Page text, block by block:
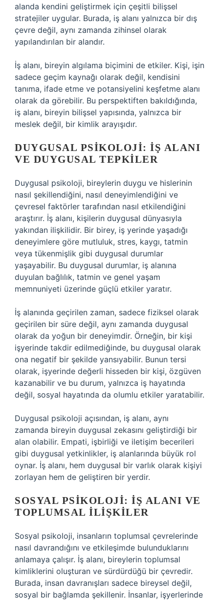
alanda kendini geliştirmek için çeşitli bilişsel
stratejiler uygular. Burada, iş alanı yalnızca bir dış
çevre değil, aynı zamanda zihinsel olarak
yapılandırılan bir alandır.
İş alanı, bireyin algılama biçimini de etkiler. Kişi, işin
sadece geçim kaynağı olarak değil, kendisini
tanıma, ifade etme ve potansiyelini keşfetme alanı
olarak da görebilir. Bu perspektiften bakıldığında,
iş alanı, bireyin bilişsel yapısında, yalnızca bir
meslek değil, bir kimlik arayışıdır.
DUYGUSAL PSIKOLOJI: İŞ ALANI
VE DUYGUSAL TEPKILER
Duygusal psikoloji, bireylerin duygu ve hislerinin
nasıl şekillendiğini, nasıl deneyimlendiğini ve
çevresel faktörler tarafından nasıl etkilendiğini
araştırır. İş alanı, kişilerin duygusal dünyasıyla
yakından ilişkilidir. Bir birey, iş yerinde yaşadığı
deneyimlere göre mutluluk, stres, kaygı, tatmin
veya tükenmişlik gibi duygusal durumlar
yaşayabilir. Bu duygusal durumlar, iş alanına
duyulan bağlılık, tatmin ve genel yaşam
memnuniyeti üzerinde güçlü etkiler yaratır.
İş alanında geçirilen zaman, sadece fiziksel olarak
geçirilen bir süre değil, aynı zamanda duygusal
olarak da yoğun bir deneyimdir. Örneğin, bir kişi
işyerinde takdir edilmediğinde, bu duygusal olarak
ona negatif bir şekilde yansıyabilir. Bunun tersi
olarak, işyerinde değerli hisseden bir kişi, özgüven
kazanabilir ve bu durum, yalnızca iş hayatında
değil, sosyal hayatında da olumlu etkiler yaratabilir.
Duygusal psikoloji açısından, iş alanı, aynı
zamanda bireyin duygusal zekasını geliştirdiği bir
alan olabilir. Empati, işbirliği ve iletişim becerileri
gibi duygusal yetkinlikler, iş alanlarında büyük rol
oynar. İş alanı, hem duygusal bir varlık olarak kişiyi
zorlayan hem de geliştiren bir yerdir.
SOSYAL PSIKOLOJI: İŞ ALANI VE
TOPLUMSAL İLIŞKILER
Sosyal psikoloji, insanların toplumsal çevrelerinde
nasıl davrandığını ve etkileşimde bulunduklarını
anlamaya çalışır. İş alanı, bireylerin toplumsal
kimliklerini oluşturan ve sürdürdüğü bir çevredir.
Burada, insan davranışları sadece bireysel değil,
sosyal bir bağlamda şekillenir. İnsanlar, işyerlerinde